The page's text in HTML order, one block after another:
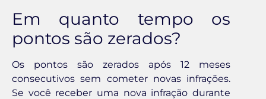
Em quanto tempo os
pontos são zerados?
Os pontos são zerados após 12 meses
consecutivos sem cometer novas infrações.
Se você receber uma nova infração durante